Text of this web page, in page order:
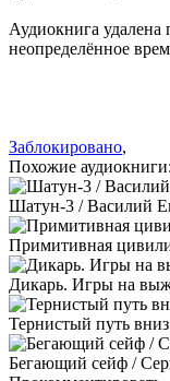
Аудиокнига удалена
неопределённое
Заблокировано,
Похожие аудиокниги:
Шатун-3 / Василий
Примитивная
Дикарь. Игры на
Тернистый путь
Бегающий сейф /